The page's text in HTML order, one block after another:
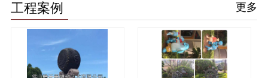
工程案例 更多